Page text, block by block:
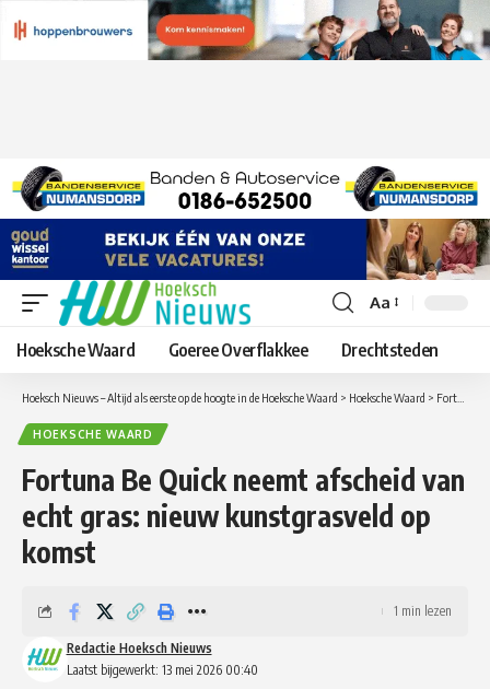
Lettergrootte
aanpassen
Aa
Hoeksche Waard Goeree Overflakkee Drechtsteden
Hoeksch Nieuws – Altijd als eerste op de hoogte in de Hoeksche Waard > Hoeksche Waard > Fortuna Be Quick neemt afscheid van echt gras: nieuw kunstgrasveld op komst
HOEKSCHE WAARD
Fortuna Be Quick neemt afscheid van
echt gras: nieuw kunstgrasveld op
komst
Laatst bijgewerkt: 13 mei 2026 00:40
Redactie Hoeksch Nieuws
1 min lezen